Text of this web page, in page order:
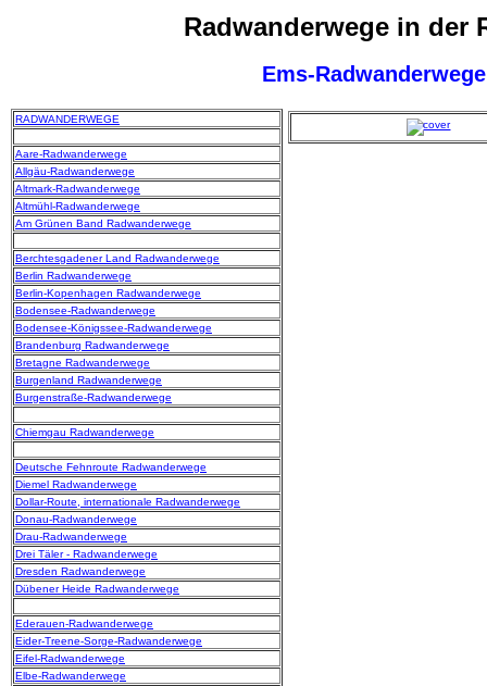
Radwanderwege in der
Ems-Radwanderwege
RADWANDERWEGE
Aare-Radwanderwege
Allgäu-Radwanderwege
Altmark-Radwanderwege
Altmühl-Radwanderwege
Am Grünen Band Radwanderwege
Berchtesgadener Land Radwanderwege
Berlin Radwanderwege
Berlin-Kopenhagen Radwanderwege
Bodensee-Radwanderwege
Bodensee-Königssee-Radwanderwege
Brandenburg Radwanderwege
Bretagne Radwanderwege
Burgenland Radwanderwege
Burgenstraße-Radwanderwege
Chiemgau Radwanderwege
Deutsche Fehnroute Radwanderwege
Diemel Radwanderwege
Dollar-Route, internationale Radwanderwege
Donau-Radwanderwege
Drau-Radwanderwege
Drei Täler - Radwanderwege
Dresden Radwanderwege
Dübener Heide Radwanderwege
Ederauen-Radwanderwege
Eider-Treene-Sorge-Radwanderwege
Eifel-Radwanderwege
Elbe-Radwanderwege